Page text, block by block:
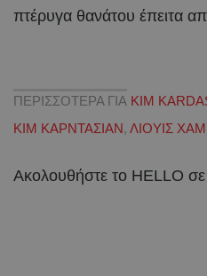
πτέρυγα θανάτου έπειτα
ΠΕΡΙΣΣΟΤΕΡΑ ΓΙΑ KIM
ΚΙΜ ΚΑΡΝΤΑΣΙΑΝ, ΛΙΟΥΙΣ
Ακολουθήστε το HELLO σε